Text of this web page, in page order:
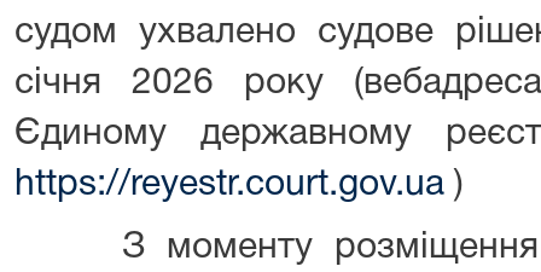
судом ухвалено судове
січня 2026 року
Єдиному державному
https://reyestr.court.gov.ua )
З моменту розміщення